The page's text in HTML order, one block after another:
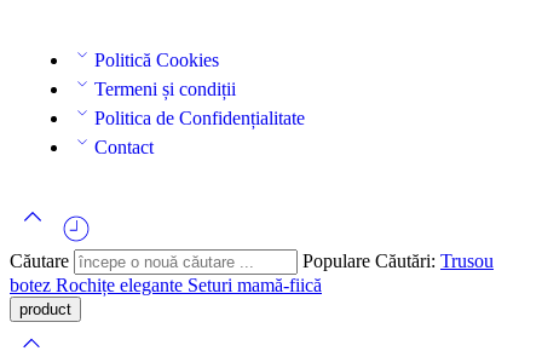
Politică Cookies
Termeni și condiții
Politica de Confidențialitate
Contact
Căutare Populare Căutări: Trusou
botez Rochițe elegante Seturi mamă-fiică